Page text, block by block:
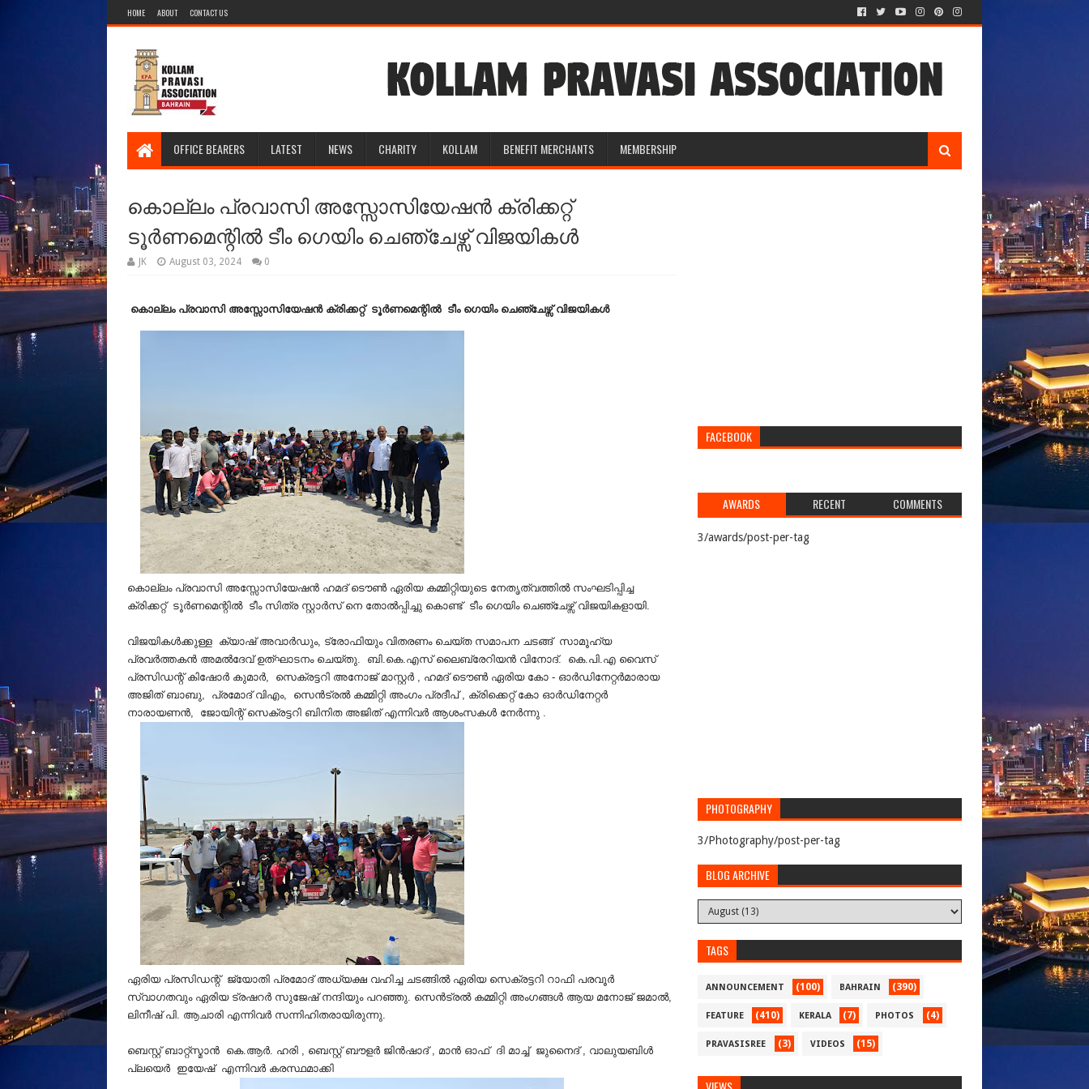
HOME ABOUT CONTACT US
OFFICE BEARERS LATEST NEWS CHARITY KOLLAM BENEFIT MERCHANTS MEMBERSHIP
കൊല്ലം പ്രവാസി അസ്സോസിയേഷൻ ക്രിക്കറ്റ്
ടൂർണമെന്റിൽ ടീം ഗെയിം ചെഞ്ചേഴ്സ് വിജയികള്‍
JK August 03, 2024 0
കൊല്ലം പ്രവാസി അസ്സോസിയേഷൻ ക്രിക്കറ്റ് ടൂർണമെന്റിൽ ടീം ഗെയിം ചെഞ്ചേഴ്സ് വിജയികള്‍
കൊല്ലം പ്രവാസി അസ്സോസിയേഷൻ ഹമദ് ടൌൺ ഏരിയ കമ്മിറ്റിയുടെ നേതൃത്വത്തിൽ സംഘടിപ്പിച്ച
ക്രിക്കറ്റ് ടൂർണമെന്റിൽ ടീം സിത്ര സ്റ്റാർസ് നെ തോല്‍പ്പിച്ചു കൊണ്ട് ടീം ഗെയിം ചെഞ്ചേഴ്സ് വിജയികളായി.
വിജയികൾക്കുള്ള ക്യാഷ് അവാർഡും, ട്രോഫിയും വിതരണം ചെയ്ത സമാപന ചടങ്ങ് സാമൂഹ്യ
പ്രവര്‍ത്തകന്‍ അമല്‍ദേവ് ഉത്ഘാടനം ചെയ്തു. ബി.കെ.എസ് ലൈബ്രേറിയന്‍ വിനോദ്. കെ.പി.എ വൈസ്
പ്രസിഡന്റ് കിഷോർ കുമാർ, സെക്രട്ടറി അനോജ് മാസ്റ്റർ , ഹമദ് ടൌൺ ഏരിയ കോ - ഓർഡിനേറ്റർമാരായ
അജിത് ബാബു, പ്രമോദ് വിഎം, സെൻട്രൽ കമ്മിറ്റി അംഗം പ്രദീപ് , ക്രിക്കെറ്റ് കോ ഓര്‍ഡിനേറ്റര്‍
നാരായണന്‍, ജോയിന്റ് സെക്രട്ടറി ബിനിത അജിത് എന്നിവര്‍ ആശംസകൾ നേർന്നു .
ഏരിയ പ്രസിഡന്റ് ജ്യോതി പ്രമോദ് അധ്യക്ഷ വഹിച്ച ചടങ്ങിൽ ഏരിയ സെക്രട്ടറി റാഫി പരവൂർ
സ്വാഗതവും ഏരിയ ട്രഷറർ സുജേഷ് നന്ദിയും പറഞ്ഞു. സെൻട്രൽ കമ്മിറ്റി അംഗങ്ങൾ ആയ മനോജ് ജമാൽ,
ലിനീഷ് പി. ആചാരി എന്നിവര്‍ സന്നിഹിതരായിരുന്നു.
ബെസ്റ്റ് ബാറ്റ്സ്മാൻ കെ.ആര്‍. ഹരി , ബെസ്റ്റ് ബൗളർ ജിൻഷാദ് , മാൻ ഓഫ് ദി മാച്ച് ജുനൈദ് , വാലുയബിള്‍
പ്ലയെർ ഇയേഷ്‌ എന്നിവര്‍ കരസ്ഥമാക്കി
FACEBOOK
AWARDS RECENT COMMENTS
3/awards/post-per-tag
PHOTOGRAPHY
3/Photography/post-per-tag
BLOG ARCHIVE
TAGS
ANNOUNCEMENT (100) BAHRAIN (390)
FEATURE (410) KERALA (7) PHOTOS (4)
PRAVASISREE (3) VIDEOS (15)